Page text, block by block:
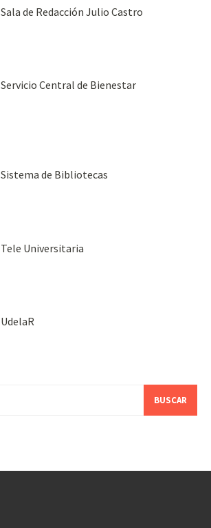
Sala de Redacción Julio Castro
Servicio Central de Bienestar
Sistema de Bibliotecas
Tele Universitaria
UdelaR